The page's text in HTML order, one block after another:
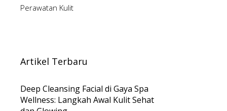
Perawatan Kulit
Artikel Terbaru
Deep Cleansing Facial di Gaya Spa
Wellness: Langkah Awal Kulit Sehat